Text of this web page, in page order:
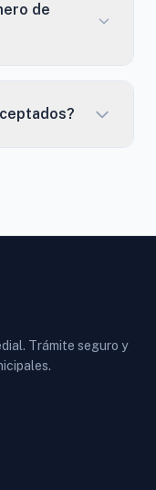
de
Trámite seguro y